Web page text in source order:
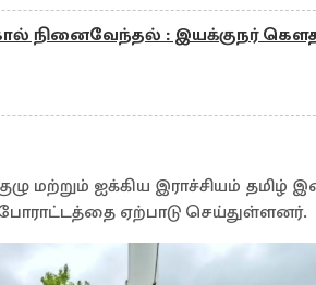
நினைவேந்தல் : இயக்குநர்
மற்றும் ஐக்கிய இராச்சியம்
ஏற்பாடு செய்துள்ளனர்.